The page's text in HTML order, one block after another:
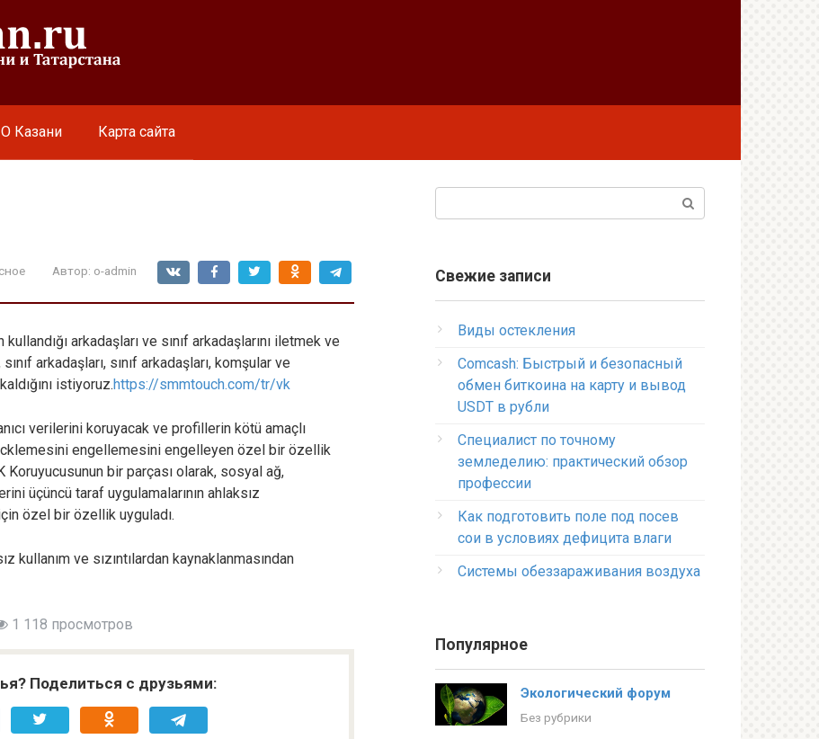
О Казани Карта сайта
Автор: o-admin
arkadaşları ve sınıf arkadaşlarını iletmek ve
arkadaşları, sınıf arkadaşları, komşular ve
istiyoruz.https://smmtouch.com/tr/vk
verilerini koruyacak ve profillerin kötü amaçlı
engellemesini engelleyen özel bir özellik
Koruyucusunun bir parçası olarak, sosyal ağ,
üçüncü taraf uygulamalarının ahlaksız
özel bir özellik uyguladı.
kullanım ve sızıntılardan kaynaklanmasından
1 118 просмотров
Поделиться с друзьями:
Свежие записи
Виды остекления
Comcash: Быстрый и безопасный
обмен биткоина на карту и вывод
USDT в рубли
Специалист по точному
земледелию: практический обзор
профессии
Как подготовить поле под посев
сои в условиях дефицита влаги
Системы обеззараживания воздуха
Популярное
Экологический форум
Без рубрики